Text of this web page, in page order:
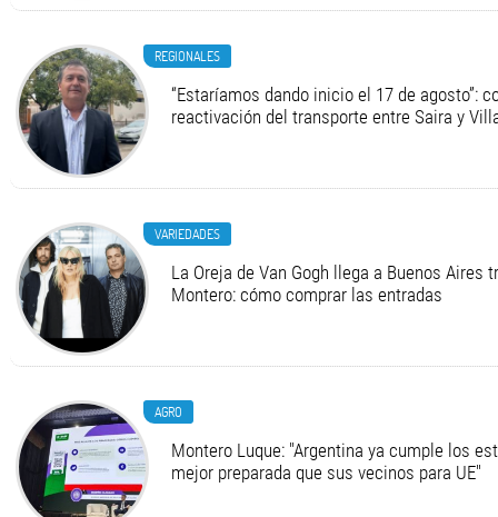
REGIONALES
“Estaríamos dando inicio el 17 de agosto”:
reactivación del transporte entre Saira y
VARIEDADES
La Oreja de Van Gogh llega a Buenos Aires
Montero: cómo comprar las entradas
AGRO
Montero Luque: "Argentina ya cumple los
mejor preparada que sus vecinos para UE"